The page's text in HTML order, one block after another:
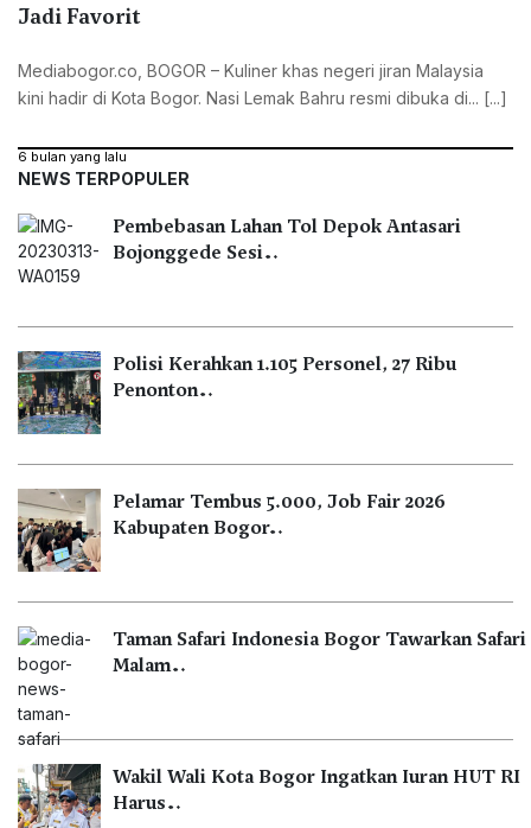
Jadi Favorit
Mediabogor.co, ‎BOGOR – Kuliner khas negeri jiran Malaysia
kini hadir di Kota Bogor. Nasi Lemak Bahru resmi dibuka di... [...]
6 bulan yang lalu
NEWS TERPOPULER
Pembebasan Lahan Tol Depok Antasari
Bojonggede Sesi…
Polisi Kerahkan 1.105 Personel, 27 Ribu
Penonton…
Pelamar Tembus 5.000, Job Fair 2026
Kabupaten Bogor…
Taman Safari Indonesia Bogor Tawarkan Safari
Malam…
Wakil Wali Kota Bogor Ingatkan Iuran HUT RI
Harus…